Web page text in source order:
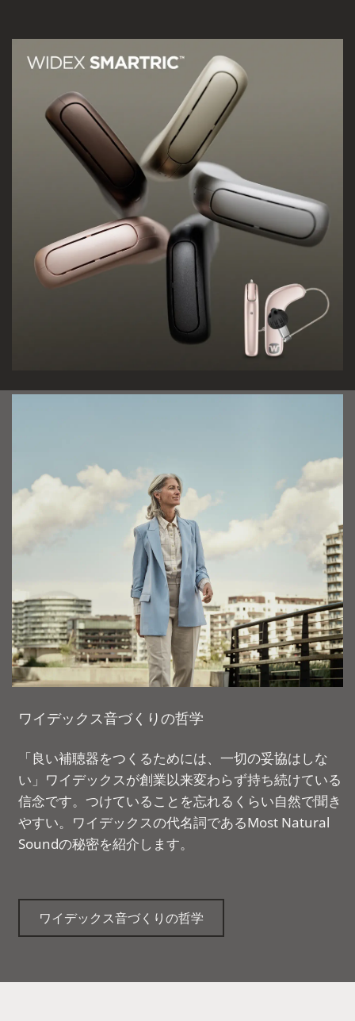
ワイデックス音づくりの哲学
「良い補聴器をつくるためには、一切の妥協はしな
い」ワイデックスが創業以来変わらず持ち続けている
信念です。つけていることを忘れるくらい自然で聞き
やすい。ワイデックスの代名詞であるMost Natural
Soundの秘密を紹介します。
ワイデックス音づくりの哲学